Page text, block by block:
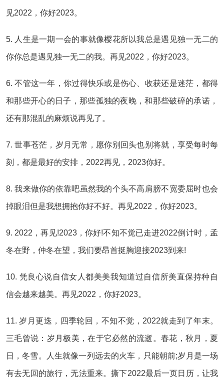
见2022，你好2023。
5. 人生是一期一会的事就像樱花所以我总是遇见独一无二的
你你总是遇见独一无二的我。再见2022，你好2023。
6. 不管这一年，你过得快乐或是伤心、收获还是迷茫，都得
和那些开心的日子，那些孤独的夜晚，和那些破碎的承诺，
还有那混乱的麻烦说再见了。
7. 世事苍茫，岁月无常，愿你别回头也别将就，享受每时每
刻，都是最好的安排，2022再见，2023你好。
8. 我来做你的依靠吧虽然我的个头不高肩膀不宽委屈时也会
掉眼泪但是我想拥抱你好不好。再见2022，你好2023。
9. 2022，再见!2023，你好!不知不觉已走进2022倒计时，孟
冬在野，仲冬在望，我们要昂首挺胸迎接2023到来!
10. 凭良心说自信女人都美美我知道过自信所美直保持种自
信会越来越美。再见2022，你好2023。
11. 岁月更迭，四季轮回，不知不觉，2022就走到了年末。
三毛曾说：岁月极美，在于它必然的流逝。春花，秋月，夏
日，冬雪。人生就像一列远去的火车，只能朝前;岁月是一场
有去无回的旅行，无法重来。撕下2022最后一页日历，让我